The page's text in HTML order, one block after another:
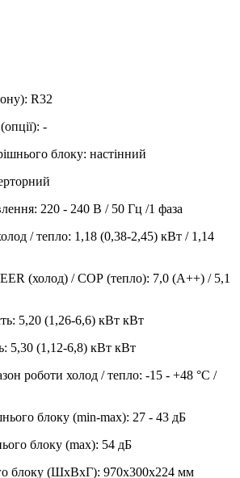
: R32
: -
блоку: настінний
: 220 - 240 В / 50 Гц /1 фаза
/ тепло: 1,18 (0,38-2,45) кВт / 1,14
EER (холод) / СОР (тепло): 7,0 (A++) / 5,1
: 5,20 (1,26-6,6) кВт кВт
: 5,30 (1,12-6,8) кВт кВт
роботи холод / тепло: -15 - +48 °С /
блоку (min-max): 27 - 43 дБ
блоку (max): 54 дБ
блоку (ШхВхГ): 970х300х224 мм